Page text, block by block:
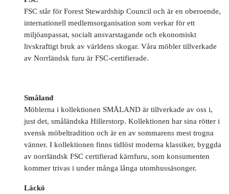
FSC står för Forest Stewardship Council och är en oberoende,
internationell medlemsorganisation som verkar för ett
miljöanpassat, socialt ansvarstagande och ekonomiskt
livskraftigt bruk av världens skogar. Våra möbler tillverkade
av Norrländsk furu är FSC-certifierade.
Småland
Möblerna i kollektionen SMÅLAND är tillverkade av oss i,
just det, småländska Hillerstorp. Kollektionen har sina rötter i
svensk möbeltradition och är en av sommarens mest trogna
vänner. I kollektionen finns tidlöst moderna klassiker, byggda
av norrländsk FSC­ certifierad kärnfuru, som konsumenten
kommer trivas i under många långa utomhussäsonger.
Läckö